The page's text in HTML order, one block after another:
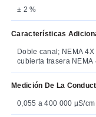
± 2 %
Características
Doble canal; NEMA
cubierta trasera NEMA
Medición De La
0,055 a 400 000 µS/cm